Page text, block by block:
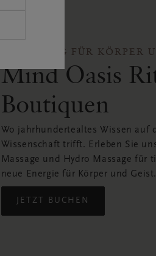
ERHOLUNG FÜR KÖRPER
Mind Oasis
Boutiquen
Wo jahrhundertealtes Wissen auf
Wissenschaft trifft. Erleben Sie
Massage und Hydro Massage für
neue Energie für Körper und Geist.
JETZT BUCHEN